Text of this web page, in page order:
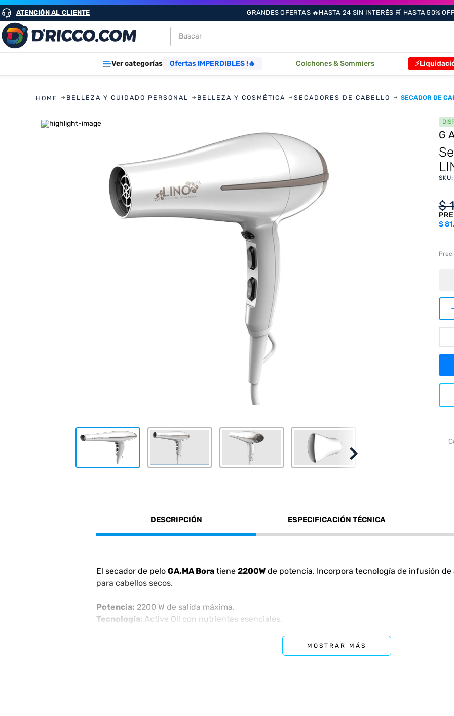
ATENCIÓN AL CLIENTE GRANDES OFERTAS 🔥HASTA 24 SIN INTERÉS 🛒 HASTA 50% OFF
Buscar
Ver categorías Ofertas IMPERDIBLES !🔥 Colchones & Sommiers
BELLEZA Y CUIDADO PERSONAL BELLEZA Y COSMÉTICA SECADORES DE CABELLO SECADOR DE
SKU:
$
$
DESCRIPCIÓN ESPECIFICACIÓN TÉCNICA
El secador de pelo GA.MA Boratiene 2200Wde potencia. Incorpora tecnología de infusión de
para cabellos secos.
Potencia: 2200 W de salida máxima.
Tecnología: Active Oil con nutrientes esenciales.
MOSTRAR MÁS
TÉRMINOS MÁS BUSCADOS
1. heladeras
microondas
. termotanque
8. freidora aire
9. cocina